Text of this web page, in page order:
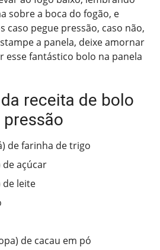
sobre a boca do fogão, e
caso pegue pressão, caso não,
a panela, deixe amornar
esse fantástico bolo na panela
receita de bolo
pressão
de farinha de trigo
de açúcar
de leite
de cacau em pó